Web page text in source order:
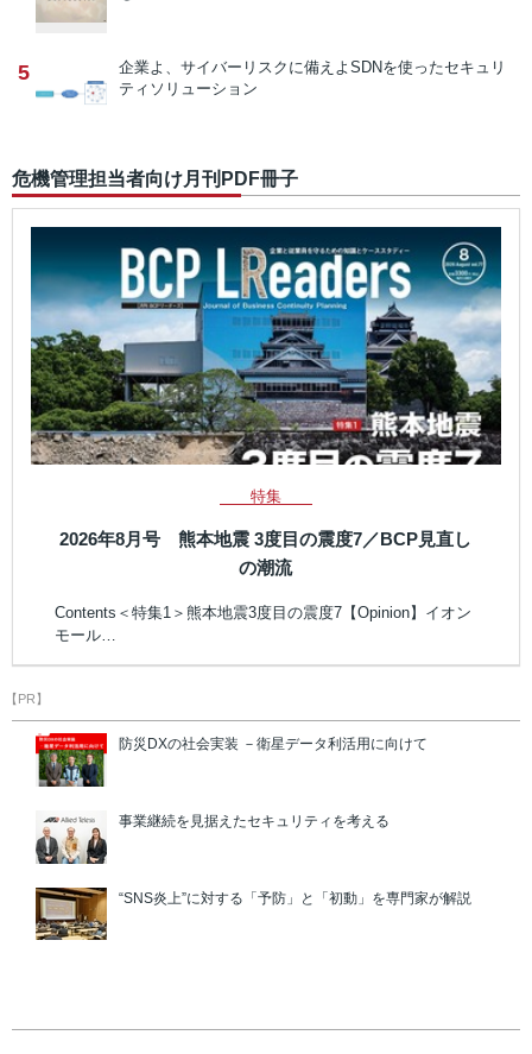
5 企業よ、サイバーリスクに備えよ SDNを使ったセキュリ
ティソリューション
危機管理担当者向け月刊PDF冊子
特集
2026年8月号 熊本地震 3度目の震度7／BCP見直し
の潮流
Contents＜特集1＞熊本地震3度目の震度7【Opinion】イオン
モール…
【PR】
防災DXの社会実装 －衛星データ利活用に向けて
事業継続を見据えたセキュリティを考える
“SNS炎上”に対する「予防」と「初動」を専門家が解説